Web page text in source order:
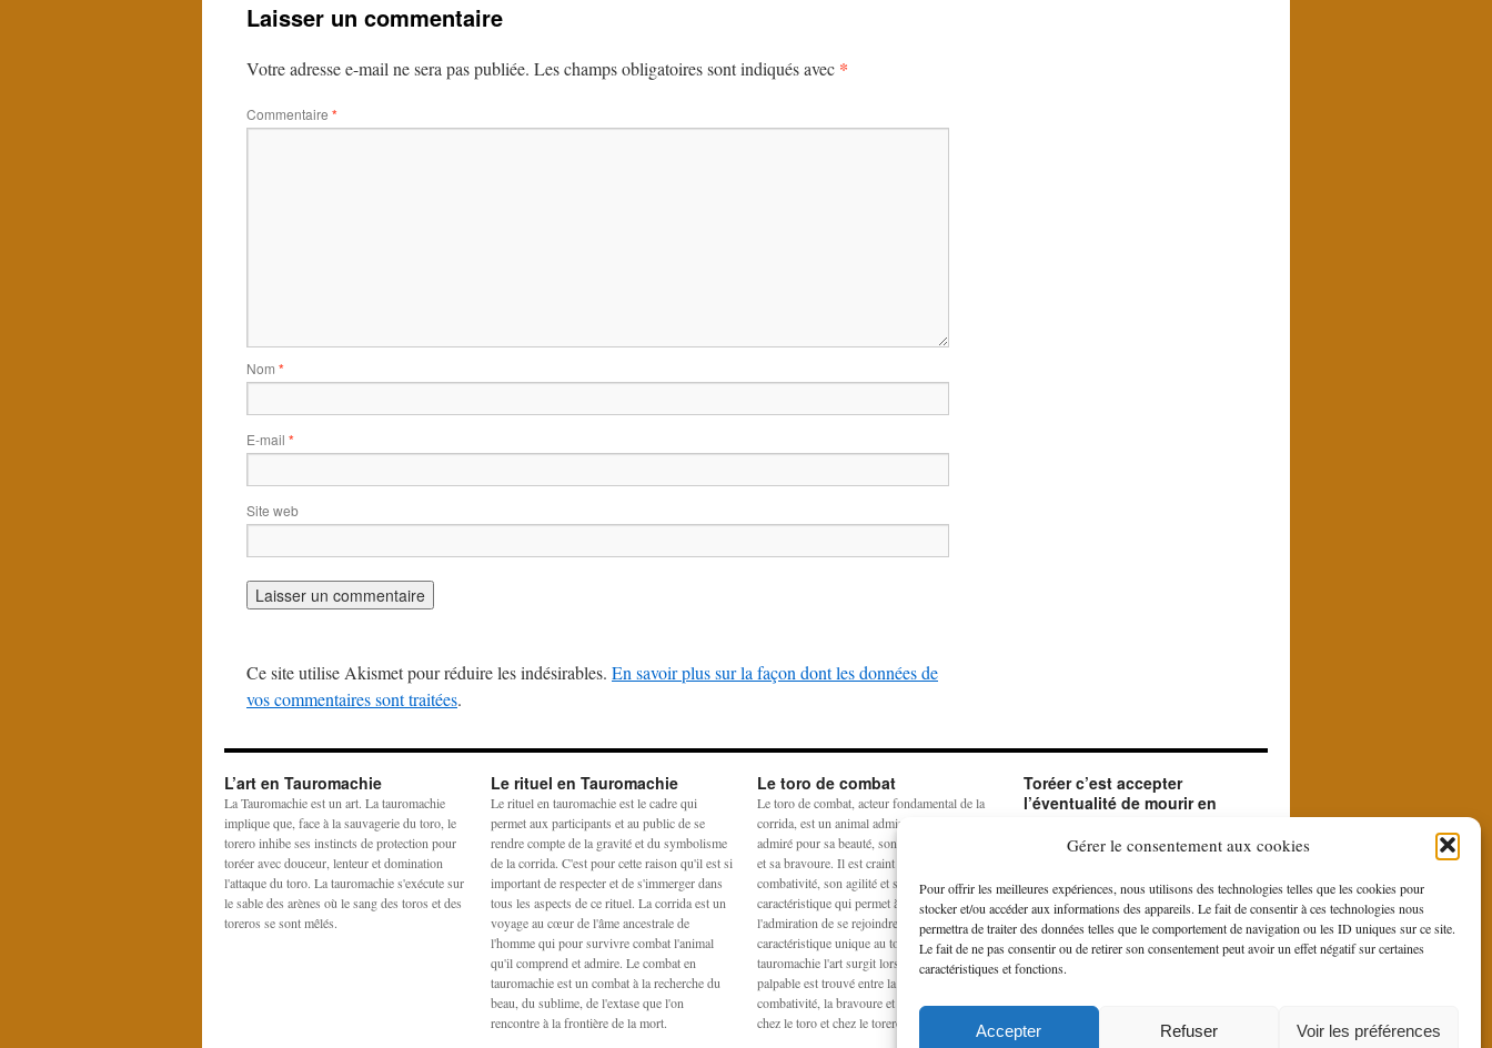
Gérer le consentement aux cookies
Pour offrir les meilleures expériences, nous utilisons des technologies telles que les cookies pour
stocker et/ou accéder aux informations des appareils. Le fait de consentir à ces technologies nous
permettra de traiter des données telles que le comportement de navigation ou les ID uniques sur ce site.
Le fait de ne pas consentir ou de retirer son consentement peut avoir un effet négatif sur certaines
caractéristiques et fonctions.
Accepter Refuser Voir les préférences
Laisser un commentaire
Votre adresse e-mail ne sera pas publiée. Les champs obligatoires sont indiqués avec *
Commentaire *
Nom *
E-mail *
Site web
Ce site utilise Akismet pour réduire les indésirables. En savoir plus sur la façon dont les données de
vos commentaires sont traitées.
L’art en Tauromachie
La Tauromachie est un art. La tauromachie
implique que, face à la sauvagerie du toro, le
torero inhibe ses instincts de protection pour
toréer avec douceur, lenteur et domination
l'attaque du toro. La tauromachie s'exécute sur
le sable des arènes où le sang des toros et des
toreros se sont mêlés.
Le rituel en Tauromachie
Le rituel en tauromachie est le cadre qui
permet aux participants et au public de se
rendre compte de la gravité et du symbolisme
de la corrida. C'est pour cette raison qu'il est si
important de respecter et de s'immerger dans
tous les aspects de ce rituel. La corrida est un
voyage au cœur de l'âme ancestrale de
l'homme qui pour survivre combat l'animal
qu'il comprend et admire. Le combat en
tauromachie est un combat à la recherche du
beau, du sublime, de l'extase que l'on
rencontre à la frontière de la mort.
Le toro de combat
Le toro de combat, acteur fondamental de la
corrida, est un animal admiré et craint. Il est
admiré pour sa beauté, son harmonie physique
et sa bravoure. Il est craint pour sa
combativité, son agilité et sa force. La
caractéristique qui permet à la crainte et à
l'admiration de se rejoindre est la noblesse,
caractéristique unique au toro de combat. En
tauromachie l'art surgit lorsqu'un équilibre
palpable est trouvé entre la peur, la force, la
combativité, la bravoure et la noblesse à la fois
chez le toro et chez le torero.
Toréer c’est accepter
l’éventualité de mourir en
Le matador accepte en toréant l'éventualité de
beau et du sublime que le contraste entre la
force et la bravoure du toro et la douce
gestuelle du toreo, fait naître du rituel de la
corrida.